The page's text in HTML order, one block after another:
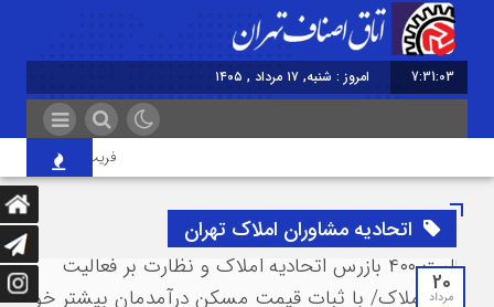
7:31:03 امروز : شنبه, ۱۷ مرداد , ۱۴۰۵
فریب قیمت‌های
اتحادیه مشاوران املاك تهران
20
مرداد